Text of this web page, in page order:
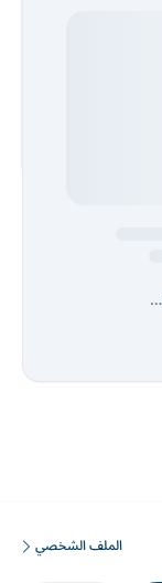
الملف الشخصي